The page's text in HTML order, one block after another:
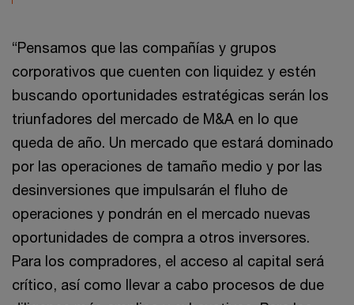
“Pensamos que las compañías y grupos
corporativos que cuenten con liquidez y estén
buscando oportunidades estratégicas serán los
triunfadores del mercado de M&A en lo que
queda de año. Un mercado que estará dominado
por las operaciones de tamaño medio y por las
desinversiones que impulsarán el fluho de
operaciones y pondrán en el mercado nuevas
oportunidades de compra a otros inversores.
Para los compradores, el acceso al capital será
crítico, así como llevar a cabo procesos de due